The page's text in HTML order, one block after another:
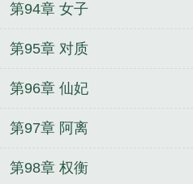
第94章 女子
第95章 对质
第96章 仙妃
第97章 阿离
第98章 权衡